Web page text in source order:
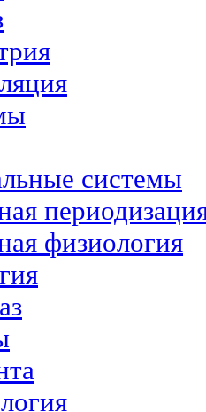
системы
физиология